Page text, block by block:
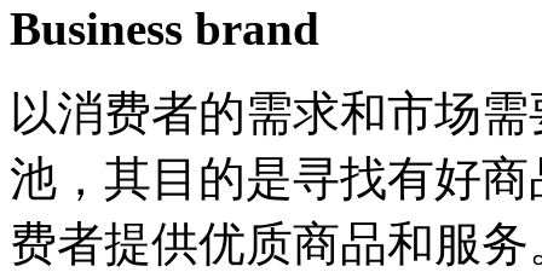
Business brand
以消费者的需求和市场
池，其目的是寻找有好
费者提供优质商品和服务